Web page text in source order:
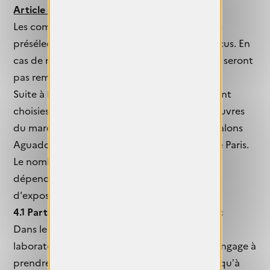
Article 4 : Sélection des œuvres et formats
Les commissaires d’exposition réaliseront une
présélection des dossiers de candidatures reçus. En
cas de non-sélection, les frais d'inscription ne seront
pas remboursés.
Suite à la présélection, les photographes seront
choisies pour exposer collectivement leurs œuvres
du mardi 10 au 23 novembre 2025 dans les salons
Aguado de la Mairie du 9e arrondissement de Paris.
Le nombre et le format des œuvres exposées
dépendront des caractéristiques du lieu
d'exposition.
4.1 Partenariat avec le laboratoire Dahinden :
Dans le cadre de notre partenariat avec le
laboratoire Dahinden, ce dernier s'engage s’engage à
prendre en charge les frais de production jusqu’à